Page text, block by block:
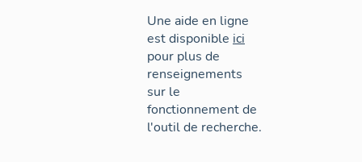
Une aide en ligne
est disponible ici
pour plus de
renseignements
sur le
fonctionnement de
l'outil de recherche.